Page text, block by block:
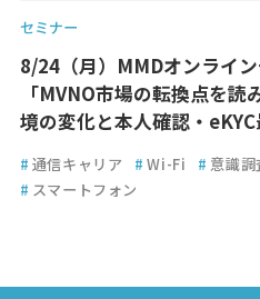
セミナー
8/24（月）MMDオンライ
「MVNO市場の転換点を読
境の変化と本人確認・eKYC
# 通信キャリア # Wi-Fi # 意識調
# スマートフォン